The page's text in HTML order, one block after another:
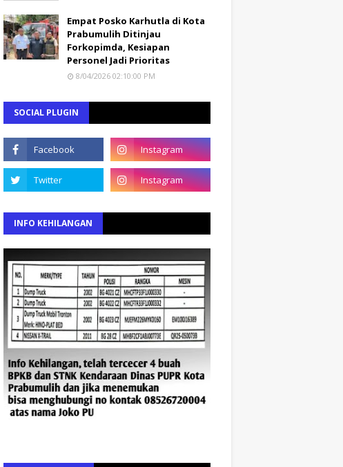
Empat Posko Karhutla di Kota
Prabumulih Ditinjau
Forkopimda, Kesiapan
Personel Jadi Prioritas
8/04/2026 02:10:00 PM
SOCIAL PLUGIN
INFO KEHILANGAN